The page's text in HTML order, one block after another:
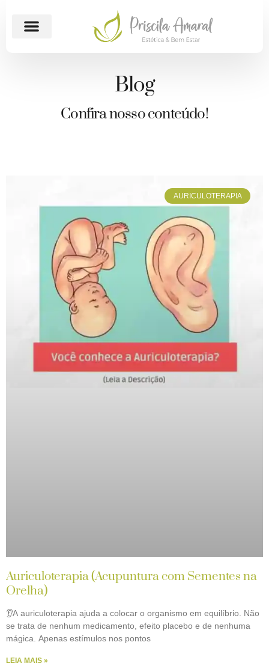
Blog
Confira nosso conteúdo!
AURICULOTERAPIA
Auriculoterapia (Acupuntura com Sementes na
Orelha)
👂A auriculoterapia ajuda a colocar o organismo em equilíbrio. Não
se trata de nenhum medicamento, efeito placebo e de nenhuma
mágica. Apenas estímulos nos pontos
LEIA MAIS »